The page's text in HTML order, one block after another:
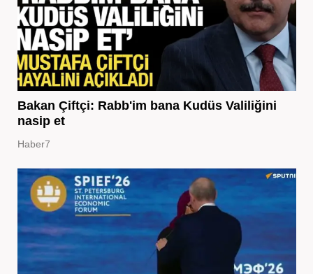
Bakan Çiftçi: Rabb'im bana Kudüs Valiliğini
nasip et
Haber7